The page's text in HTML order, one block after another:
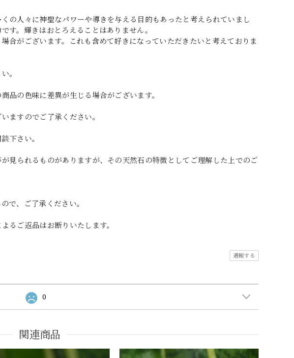
の人々に神聖なパワーや導きを与える目的もあったと考えられていまし
す。輝きはおとろえることはありません。
合がございます。これも含めて好きになっていただきたいと考えておりま
。
品の色味に差異が生じる場合がございます。
ますのでご了承ください。
下さい。
見られるものがありますが、その天然石の特徴としてご理解した上でのご
で、ご了承ください。
るご返品はお断りいたします。
通報する
0
関連商品